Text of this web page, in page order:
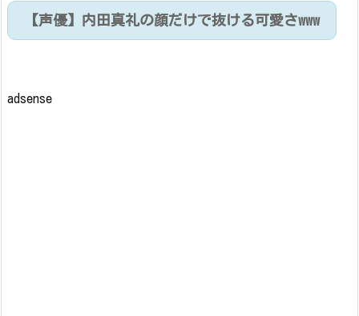
【声優】内田真礼の顔だけで抜ける可愛さwww
adsense